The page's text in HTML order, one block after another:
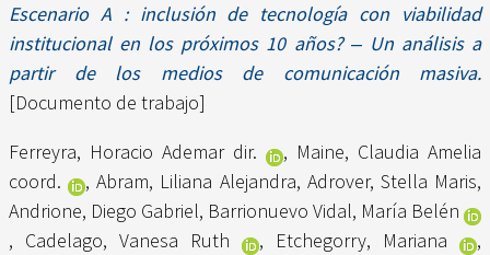
Escenario A : inclusión de tecnología con viabilidad
institucional en los próximos 10 años? ‒ Un análisis a
partir de los medios de comunicación masiva.
[Documento de trabajo]
Ferreyra, Horacio Ademar dir.
, Maine, Claudia Amelia
coord.
,Abram, Liliana Alejandra, Adrover, Stella Maris,
Andrione, Diego Gabriel, Barrionuevo Vidal, María Belén
, Cadelago, Vanesa Ruth , Etchegorry, Mariana
,